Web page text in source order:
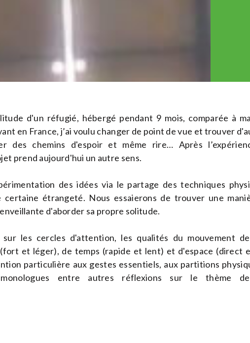
d'un réfugié, hébergé pendant 9 mois, comparée à
en France, j’ai voulu changer de point de vue et trouver
des chemins d'espoir et même rire… Après
prend aujourd'hui un autre sens.
des idées via le partage des techniques
certaine étrangeté. Nous essaierons de trouver une
d'aborder sa propre solitude.
sur les cercles d'attention, les qualités du mouvement
et léger), de temps (rapide et lent) et d'espace (direct
particulière aux gestes essentiels, aux partitions
entre autres réflexions sur le thème